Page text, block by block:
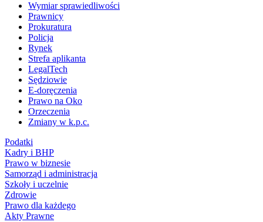
Wymiar sprawiedliwości
Prawnicy
Prokuratura
Policja
Rynek
Strefa aplikanta
LegalTech
Sędziowie
E-doręczenia
Prawo na Oko
Orzeczenia
Zmiany w k.p.c.
Podatki
Kadry i BHP
Prawo w biznesie
Samorząd i administracja
Szkoły i uczelnie
Zdrowie
Prawo dla każdego
Akty Prawne